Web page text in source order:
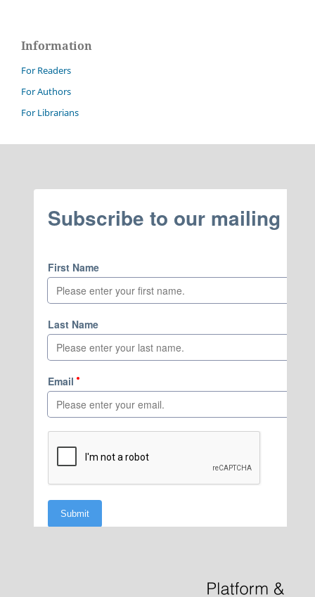
Information
For Readers
For Authors
For Librarians